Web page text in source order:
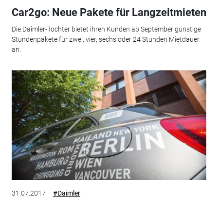
Car2go: Neue Pakete für Langzeitmieten
Die Daimler-Tochter bietet ihren Kunden ab September günstige
Stundenpakete für zwei, vier, sechs oder 24 Stunden Mietdauer
an.
31.07.2017 #Daimler